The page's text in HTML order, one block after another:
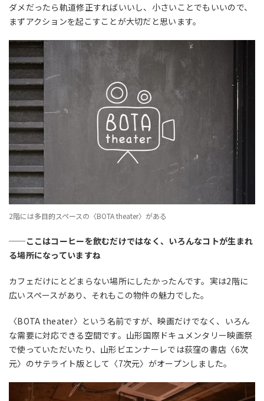
ダメだったら軌道修正すればいいし、小さいことでもいいので、
まずアクションを起こすことが大切だと思います。
2階には多目的スペースの〈BOTA theater〉がある
──ここはコーヒーを飲むだけではなく、いろんなコトが生まれ
る場所になっていますね
カフェだけにとどまらない場所にしたかったんです。実は2階に
広いスペースがあり、それもこの物件の魅力でした。
〈BOTA theater〉という名前ですが、映画だけでなく、いろん
な需要に対応できる空間です。山形国際ドキュメンタリー映画祭
で使っていただいたり、山形ビエンナーレでは荻窪の書店〈6次
元〉のサテライト版として〈7次元〉がオープンしました。